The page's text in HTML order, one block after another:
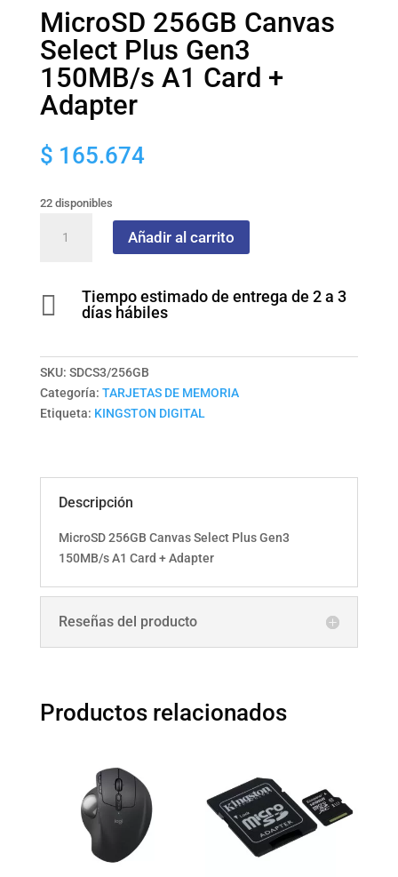
MicroSD 256GB Canvas
Select Plus Gen3
150MB/s A1 Card +
Adapter
$ 165.674
22 disponibles
256GB
A1
Card
+
Añadir al carrito

Tiempo estimado de entrega de 2 a 3
días hábiles
SKU: SDCS3/256GB
Categoría: TARJETAS DE MEMORIA
Etiqueta: KINGSTON DIGITAL
Descripción
MicroSD 256GB Canvas Select Plus Gen3
150MB/s A1 Card + Adapter
Reseñas del producto
Productos relacionados